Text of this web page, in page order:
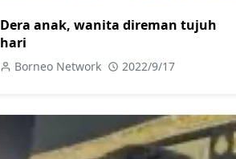
Dera anak, wanita direman tujuh
hari
Borneo Network 2022/9/17